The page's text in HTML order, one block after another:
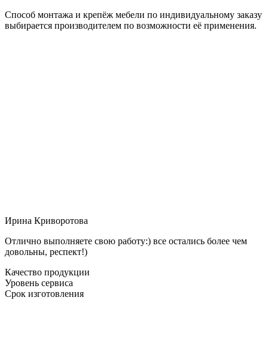
Способ монтажа и крепёж мебели по индивидуальному заказу
выбирается производителем по возможности её применения.
Ирина Криворотова
Отлично выполняете свою работу:) все остались более чем
довольны, респект!)
Качество продукции
Уровень сервиса
Срок изготовления